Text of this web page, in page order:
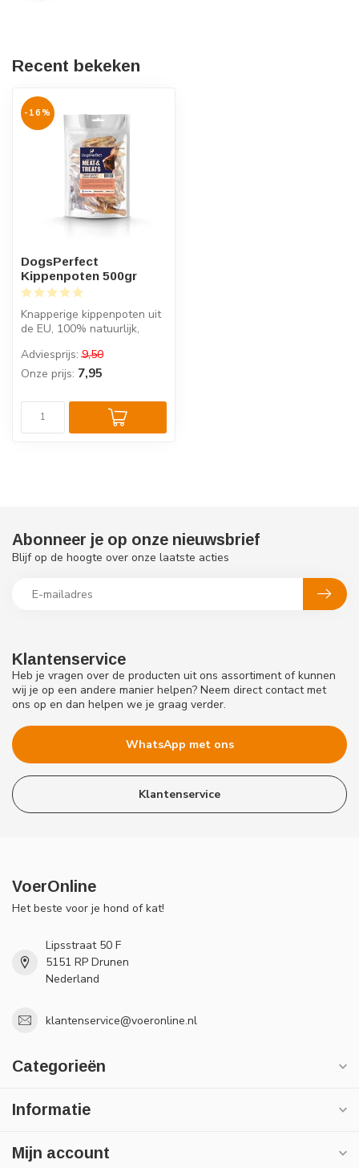
Recent bekeken
-16%
DogsPerfect
Kippenpoten 500gr
Knapperige kippenpoten uit
de EU, 100% natuurlijk,
geb...
Adviesprijs: 9,50
Onze prijs: 7,95
Klantenservice
Heb je vragen over de producten uit ons assortiment of kunnen
wij je op een andere manier helpen? Neem direct contact met
ons op en dan helpen we je graag verder.
WhatsApp met ons
Klantenservice
Abonneer je op onze nieuwsbrief
Blijf op de hoogte over onze laatste acties
VoerOnline
Het beste voor je hond of kat!
Lipsstraat 50 F
5151 RP Drunen
Nederland
klantenservice@voeronline.nl
Categorieën
Informatie
Mijn account